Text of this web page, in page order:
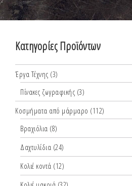
Κατηγορίες Προϊόντων
Έργα Τέχνης (3)
Πίνακες ζωγραφικής (3)
Κοσμήματα από μάρμαρο (112)
Βραχιόλια (8)
Δαχτυλίδια (24)
Κολιέ κοντά (12)